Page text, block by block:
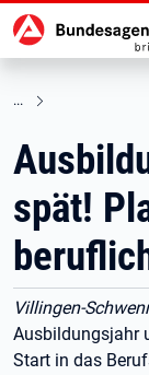
zu den
spät!
Villingen-
Ausbildungsjahr
Start in das